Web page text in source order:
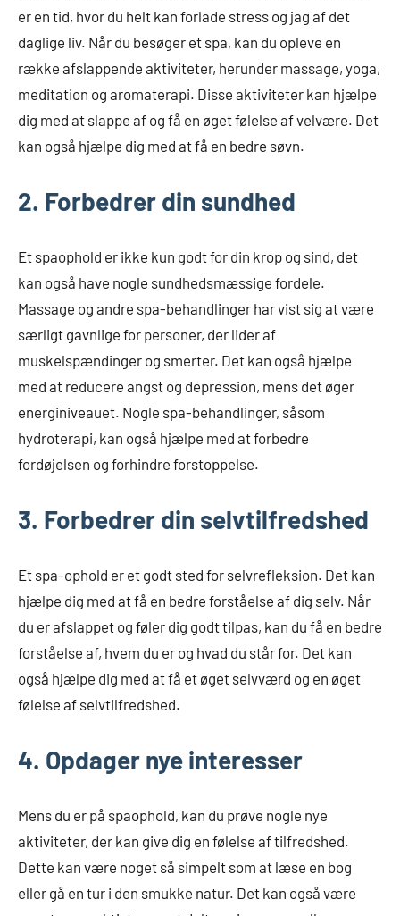
er en tid, hvor du helt kan forlade stress og jag af det
daglige liv. Når du besøger et spa, kan du opleve en
række afslappende aktiviteter, herunder massage, yoga,
meditation og aromaterapi. Disse aktiviteter kan hjælpe
dig med at slappe af og få en øget følelse af velvære. Det
kan også hjælpe dig med at få en bedre søvn.
2. Forbedrer din sundhed
Et spaophold er ikke kun godt for din krop og sind, det
kan også have nogle sundhedsmæssige fordele.
Massage og andre spa-behandlinger har vist sig at være
særligt gavnlige for personer, der lider af
muskelspændinger og smerter. Det kan også hjælpe
med at reducere angst og depression, mens det øger
energiniveauet. Nogle spa-behandlinger, såsom
hydroterapi, kan også hjælpe med at forbedre
fordøjelsen og forhindre forstoppelse.
3. Forbedrer din selvtilfredshed
Et spa-ophold er et godt sted for selvrefleksion. Det kan
hjælpe dig med at få en bedre forståelse af dig selv. Når
du er afslappet og føler dig godt tilpas, kan du få en bedre
forståelse af, hvem du er og hvad du står for. Det kan
også hjælpe dig med at få et øget selvværd og en øget
følelse af selvtilfredshed.
4. Opdager nye interesser
Mens du er på spaophold, kan du prøve nogle nye
aktiviteter, der kan give dig en følelse af tilfredshed.
Dette kan være noget så simpelt som at læse en bog
eller gå en tur i den smukke natur. Det kan også være